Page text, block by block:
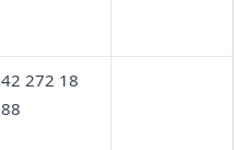
42 272 18
88